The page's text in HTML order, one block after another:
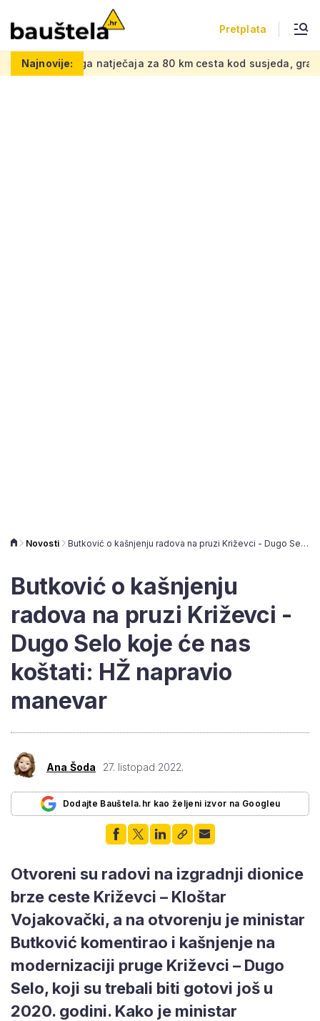
Pretplata
Najnovije:
natječaja za 80 km cesta kod susjeda, gradi se spoj na
Novosti Butković o kašnjenju radova na pruzi Križevci - Dugo Selo koje će nas koštati: HŽ napravio manevar
Butković o kašnjenju
radova na pruzi Križevci -
Dugo Selo koje će nas
koštati: HŽ napravio
manevar
Ana Šoda 27. listopad 2022.
Dodajte Bauštela.hr kao željeni izvor na Googleu
Otvoreni su radovi na izgradnji dionice
brze ceste Križevci – Kloštar
Vojakovački, a na otvorenju je ministar
Butković komentirao i kašnjenje na
modernizaciji pruge Križevci – Dugo
Selo, koji su trebali biti gotovi još u
2020. godini. Kako je ministar